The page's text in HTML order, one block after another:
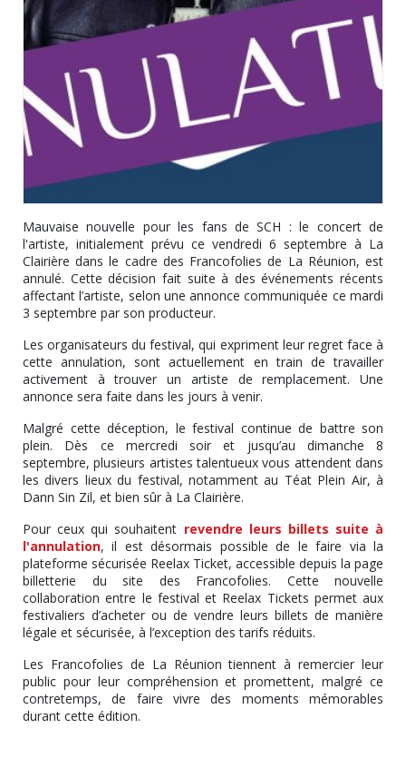
Mauvaise nouvelle pour les fans de SCH : le concert de
l'artiste, initialement prévu ce vendredi 6 septembre à La
Clairière dans le cadre des Francofolies de La Réunion, est
annulé. Cette décision fait suite à des événements récents
affectant l’artiste, selon une annonce communiquée ce mardi
3 septembre par son producteur.
Les organisateurs du festival, qui expriment leur regret face à
cette annulation, sont actuellement en train de travailler
activement à trouver un artiste de remplacement. Une
annonce sera faite dans les jours à venir.
Malgré cette déception, le festival continue de battre son
plein. Dès ce mercredi soir et jusqu’au dimanche 8
septembre, plusieurs artistes talentueux vous attendent dans
les divers lieux du festival, notamment au Téat Plein Air, à
Dann Sin Zil, et bien sûr à La Clairière.
Pour ceux qui souhaitent revendre leurs billets suite à
l'annulation, il est désormais possible de le faire via la
plateforme sécurisée Reelax Ticket, accessible depuis la page
billetterie du site des Francofolies. Cette nouvelle
collaboration entre le festival et Reelax Tickets permet aux
festivaliers d’acheter ou de vendre leurs billets de manière
légale et sécurisée, à l’exception des tarifs réduits.
Les Francofolies de La Réunion tiennent à remercier leur
public pour leur compréhension et promettent, malgré ce
contretemps, de faire vivre des moments mémorables
durant cette édition.